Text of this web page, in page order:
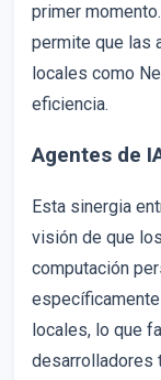
primer
permite que las
locales como
eficiencia.
Agentes de
Esta sinergia
visión de que
computación
locales, lo que
desarrolladores